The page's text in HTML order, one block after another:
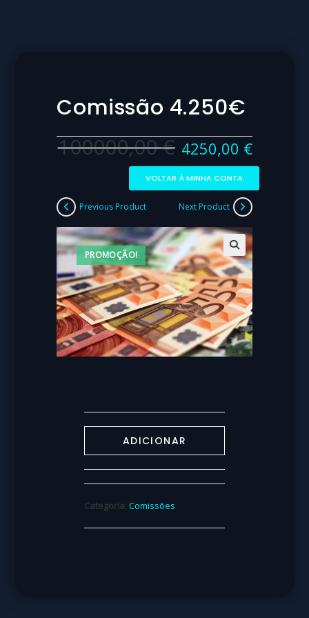
Comissão 4.250€
100000,00€ 4250,00 €
VOLTAR À MINHA CONTA
PROMOÇÃO!
Previous Product Next Product
ADICIONAR
Categoria:Comissões